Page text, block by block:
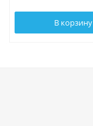
В корзину